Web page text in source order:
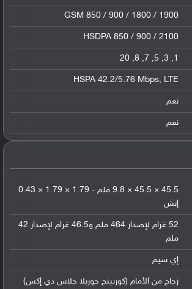
GSM 850 / 900 / 1800 / 1900
HSDPA 850 / 900 / 2100
1, 3, 5, 7, 8, 20
HSPA 42.2/5.76 Mbps, LTE
نعم
نعم
45.5 × 45.5 × 9.8 ملم - 1.79 × 1.79 × 0.43
إنش
52 غرام لإصدار 464 ملم و46.5 غرام لإصدار 42
ملم
إي سيم
زجاج من الأمام (كورنينج جوريلا جلاس دي إكس)